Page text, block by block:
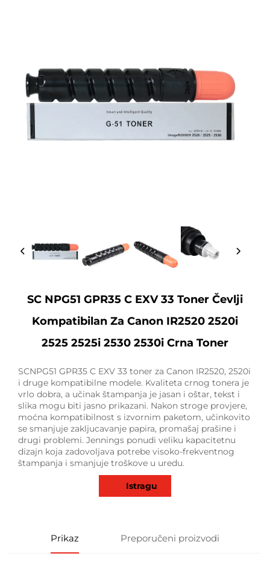
SC NPG51 GPR35 C EXV 33 Toner Čevlji
Kompatibilan Za Canon IR2520 2520i
2525 2525i 2530 2530i Crna Toner
SCNPG51 GPR35 C EXV 33 toner za Canon IR2520, 2520i
i druge kompatibilne modele. Kvaliteta crnog tonera je
vrlo dobra, a učinak štampanja je jasan i oštar, tekst i
slika mogu biti jasno prikazani. Nakon stroge provjere,
moćna kompatibilnost s izvornim paketom, učinkovito
se smanjuje zakljucavanje papira, promašaj prašine i
drugi problemi. Jennings ponudi veliku kapacitetnu
dizajn koja zadovoljava potrebe visoko-frekventnog
štampanja i smanjuje troškove u uredu.
Istragu
Prikaz Preporučeni proizvodi